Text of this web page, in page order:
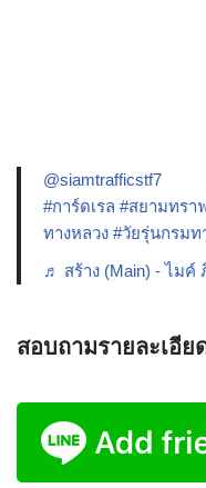
@siamtrafficstf7
#การ์ดเรล #สยามทรา
ทางหลวง #วัยรุ่นกรม
♬ สร้าง (Main) - ไมค์
สอบถามรายละเอีย